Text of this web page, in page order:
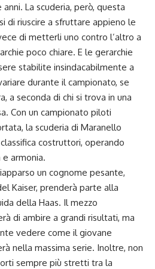
La scuderia, però, questa
di riuscire a sfruttare appieno le
di metterli uno contro l’altro a
poco chiare. E le gerarchie
stabilite insindacabilmente a
durante il campionato, se
a seconda di chi si trova in una
Con un campionato piloti
la scuderia di Maranello
costruttori, operando
e armonia.
un cognome pesante,
Kaiser, prenderà parte alla
della Haas. Il mezzo
di ambire a grandi risultati, ma
vedere come il giovane
nella massima serie. Inoltre, non
sempre più stretti tra la